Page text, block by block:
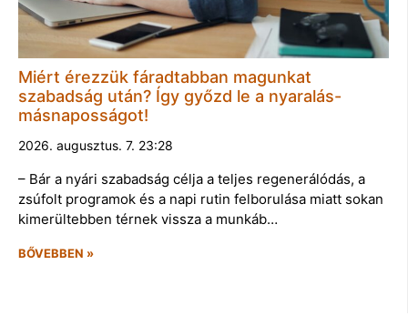
Miért érezzük fáradtabban magunkat
szabadság után? Így győzd le a nyaralás-
másnaposságot!
2026. augusztus. 7. 23:28
– Bár a nyári szabadság célja a teljes regenerálódás, a
zsúfolt programok és a napi rutin felborulása miatt sokan
kimerültebben térnek vissza a munkáb…
BŐVEBBEN »